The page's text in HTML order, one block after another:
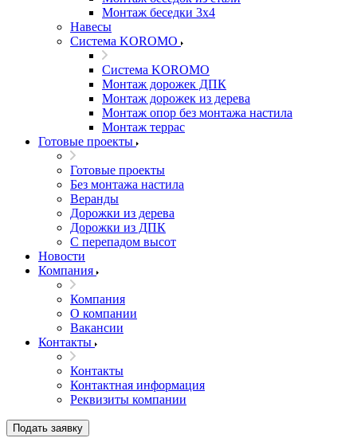
Монтаж беседки 3х4
Навесы
Система KOROMO
Система KOROMO
Монтаж дорожек ДПК
Монтаж дорожек из дерева
Монтаж опор без монтажа настила
Монтаж террас
Готовые проекты
Готовые проекты
Без монтажа настила
Веранды
Дорожки из дерева
Дорожки из ДПК
С перепадом высот
Новости
Компания
Компания
О компании
Вакансии
Контакты
Контакты
Контактная информация
Реквизиты компании
Подать заявку